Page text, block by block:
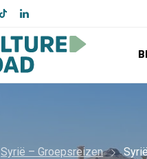
Syrië – Groepsreizen